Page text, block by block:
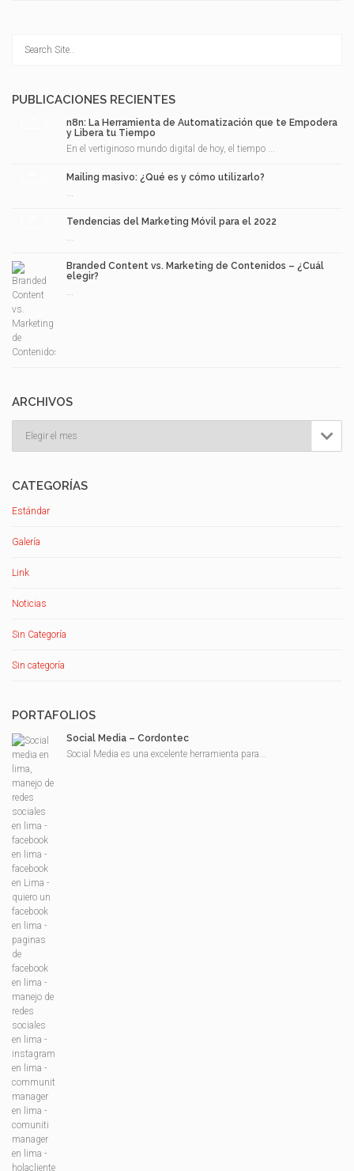
PUBLICACIONES RECIENTES
n8n: La Herramienta de Automatización que te Empodera
y Libera tu Tiempo
En el vertiginoso mundo digital de hoy, el tiempo ...
Mailing masivo: ¿Qué es y cómo utilizarlo?
...
Tendencias del Marketing Móvil para el 2022
...
Branded Content vs. Marketing de Contenidos – ¿Cuál
elegir?
...
ARCHIVOS

CATEGORÍAS
Estándar
Galería
Link
Noticias
Sin Categoría
Sin categoría
PORTAFOLIOS
Social Media – Cordontec
Social Media es una excelente herramienta para...